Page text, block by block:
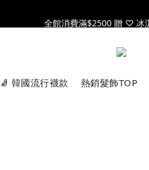
🧦 韓國流行襪款 熱銷髮飾TOP